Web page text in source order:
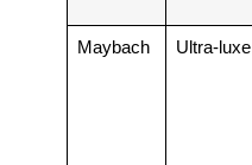
Maybach Ultra-luxe